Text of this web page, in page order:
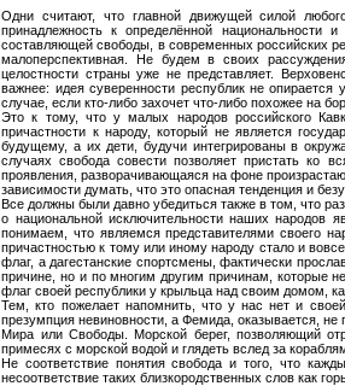
Одни считают, что главной движущей силой
принадлежность к определённой национальности
составляющей свободы, в современных российских
малоперспективная. Не будем в своих
целостности страны уже не представляет.
важнее: идея суверенности республик не
случае, если кто-либо захочет что-либо похожее на
Это к тому, что у малых народов российского
причастности к народу, который не является
будущему, а их дети, будучи интегрированы в
случаях свобода совести позволяет пристать ко
проявления, разворачивающаяся на фоне
зависимости думать, что это опасная тенденция и
Все должны были давно убедиться также в том, что
о национальной исключительности наших народов
понимаем, что являемся представителями своего
причастностью к тому или иному народу стало и
флаг, а дагестанские спортсмены, фактически
причине, но и по многим другим причинам, которые
флаг своей республики у крыльца над своим домом,
Тем, кто пожелает напомнить, что у нас нет и
презумпция невиновности, а Фемида, оказывается,
Мира или Свободы. Морской берег, позволяющий
примесях с морской водой и глядеть вслед за
Не соответствие понятия свобода и того, что
несоответствие таких близкородственных слов как